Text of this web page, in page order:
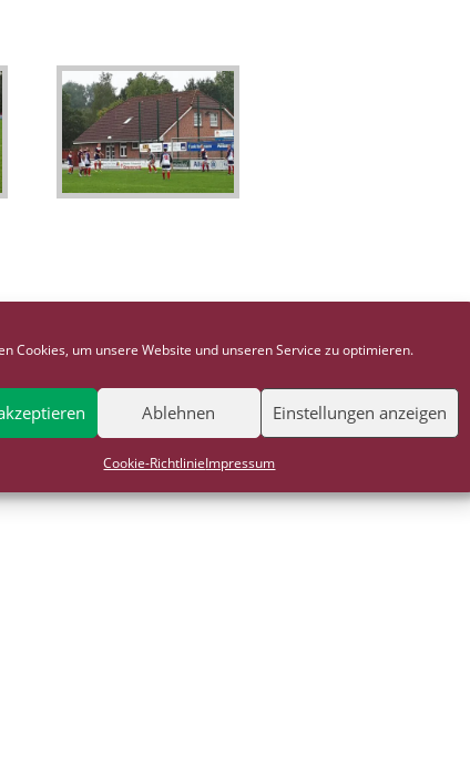
Cookies, um unsere Website und unseren Service zu optimieren.
Ablehnen Einstellungen anzeigen
Cookie-RichtlinieImpressum